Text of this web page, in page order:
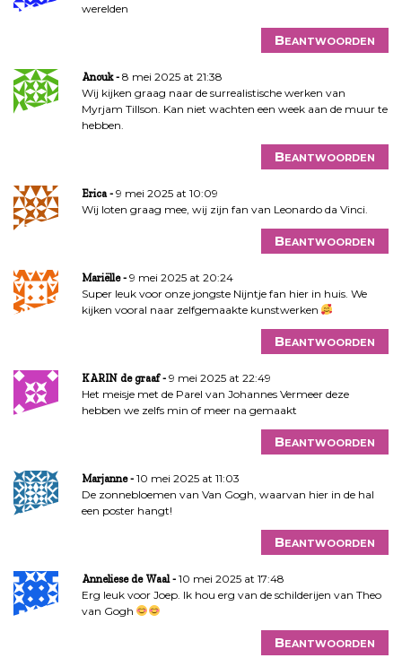
werelden
Beantwoorden
Anouk
8 mei 2025 at 21:38
Wij kijken graag naar de surrealistische werken van
Myrjam Tillson. Kan niet wachten een week aan de muur te
hebben.
Beantwoorden
Erica
9 mei 2025 at 10:09
Wij loten graag mee, wij zijn fan van Leonardo da Vinci.
Beantwoorden
Mariëlle
9 mei 2025 at 20:24
Super leuk voor onze jongste Nijntje fan hier in huis. We
kijken vooral naar zelfgemaakte kunstwerken
Beantwoorden
KARIN de graaf
9 mei 2025 at 22:49
Het meisje met de Parel van Johannes Vermeer deze
hebben we zelfs min of meer na gemaakt
Beantwoorden
Marjanne
10 mei 2025 at 11:03
De zonnebloemen van Van Gogh, waarvan hier in de hal
een poster hangt!
Beantwoorden
Anneliese de Waal
10 mei 2025 at 17:48
Erg leuk voor Joep. Ik hou erg van de schilderijen van Theo
van Gogh
Beantwoorden